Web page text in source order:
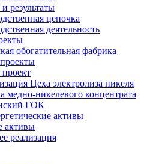
результаты
цепочка
деятельность
обогатительная фабрика
Цеха электролиза никеля
медно-никелевого концентрата
ГОК
активы
активы
реализация